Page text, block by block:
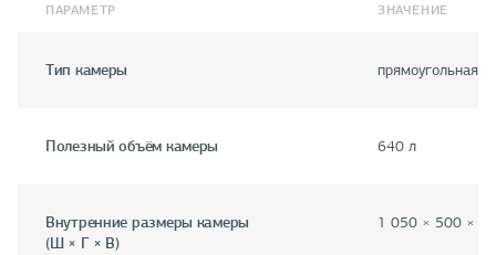
ПАРАМЕТР ЗНАЧЕНИЕ
Тип камеры прямоугольная
Полезный объём камеры 640 л
Внутренние размеры камеры
(Ш × Г × В)
1 050 × 500 × 1